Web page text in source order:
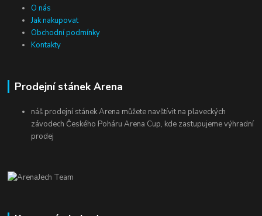
O nás
Jak nakupovat
Obchodní podmínky
Kontakty
Prodejní stánek Arena
náš prodejní stánek Arena můžete navštívit na plaveckých
závodech Českého Poháru Arena Cup, kde zastupujeme výhradní
prodej